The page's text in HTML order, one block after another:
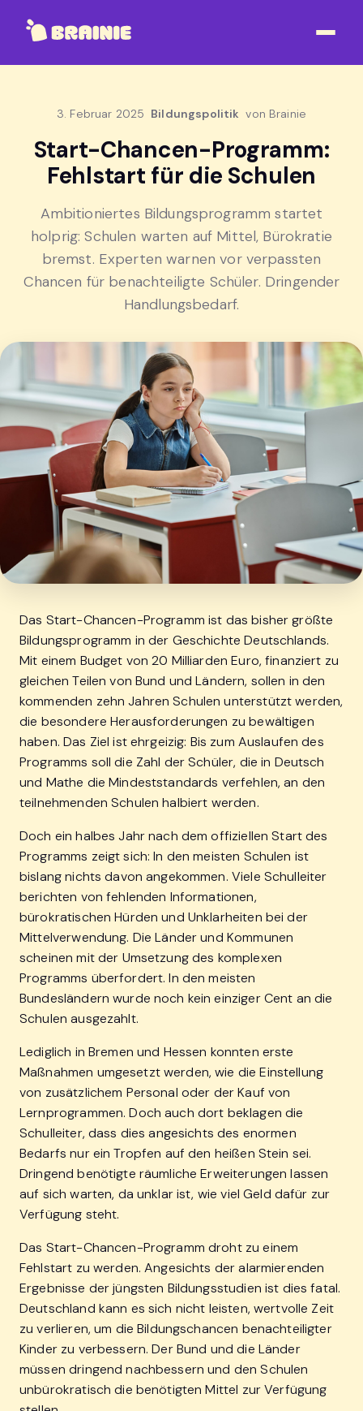
3. Februar 2025 Bildungspolitik von Brainie
Start-Chancen-Programm:
Fehlstart für die Schulen
Ambitioniertes Bildungsprogramm startet
holprig: Schulen warten auf Mittel, Bürokratie
bremst. Experten warnen vor verpassten
Chancen für benachteiligte Schüler. Dringender
Handlungsbedarf.
Das Start-Chancen-Programm ist das bisher größte
Bildungsprogramm in der Geschichte Deutschlands.
Mit einem Budget von 20 Milliarden Euro, finanziert zu
gleichen Teilen von Bund und Ländern, sollen in den
kommenden zehn Jahren Schulen unterstützt werden,
die besondere Herausforderungen zu bewältigen
haben. Das Ziel ist ehrgeizig: Bis zum Auslaufen des
Programms soll die Zahl der Schüler, die in Deutsch
und Mathe die Mindeststandards verfehlen, an den
teilnehmenden Schulen halbiert werden.
Doch ein halbes Jahr nach dem offiziellen Start des
Programms zeigt sich: In den meisten Schulen ist
bislang nichts davon angekommen. Viele Schulleiter
berichten von fehlenden Informationen,
bürokratischen Hürden und Unklarheiten bei der
Mittelverwendung. Die Länder und Kommunen
scheinen mit der Umsetzung des komplexen
Programms überfordert. In den meisten
Bundesländern wurde noch kein einziger Cent an die
Schulen ausgezahlt.
Lediglich in Bremen und Hessen konnten erste
Maßnahmen umgesetzt werden, wie die Einstellung
von zusätzlichem Personal oder der Kauf von
Lernprogrammen. Doch auch dort beklagen die
Schulleiter, dass dies angesichts des enormen
Bedarfs nur ein Tropfen auf den heißen Stein sei.
Dringend benötigte räumliche Erweiterungen lassen
auf sich warten, da unklar ist, wie viel Geld dafür zur
Verfügung steht.
Das Start-Chancen-Programm droht zu einem
Fehlstart zu werden. Angesichts der alarmierenden
Ergebnisse der jüngsten Bildungsstudien ist dies fatal.
Deutschland kann es sich nicht leisten, wertvolle Zeit
zu verlieren, um die Bildungschancen benachteiligter
Kinder zu verbessern. Der Bund und die Länder
müssen dringend nachbessern und den Schulen
unbürokratisch die benötigten Mittel zur Verfügung